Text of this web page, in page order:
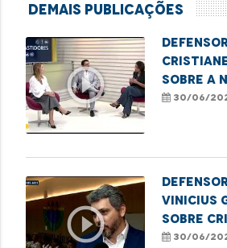
Demais Publicações
play_circle_outline
sobre a
DPE/MA
30/06/
play_circle_outline
Vinicius
sobre
30/06/